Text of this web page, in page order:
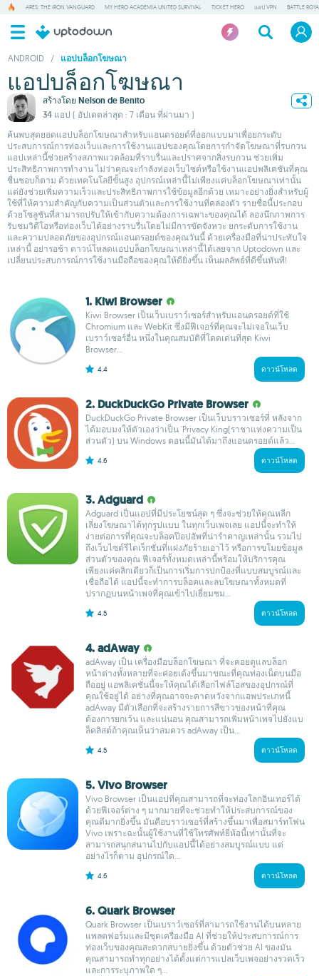
ARES: THE IRON VANGUARD MY HERO ACADEMIA UNITED SURVIVAL TICKET HERO แอป VPN BATTLE
ANDROID / แอปบล็อกโฆษณา
แอปบล็อกโฆษณา
สร้างโดย Nelson de Benito
34 แอป ( อัปเดตล่าสุด : 7 เดือน ที่ผ่านมา )
ค้นพบสุดยอดแอปบล็อกโฆษณาสำหรับแอนดรอยด์ที่ออกแบบมาเพื่อยกระดับ
ประสบการณ์การท่องเว็บและการใช้งานแอปของคุณโดยการกำจัดโฆษณาที่รบกวน
แอปเหล่านี้ช่วยสร้างสภาพแวดล้อมที่ราบรื่นและปราศจากสิ่งรบกวน ช่วยเพิ่ม
ประสิทธิภาพการทำงาน ไม่ว่าคุณจะกำลังท่องเว็บไซต์หรือใช้งานแอปพลิเคชันที่คุณ
ชื่นชอบก็ตาม ด้วยเทคโนโลยีขั้นสูง อุปกรณ์เหล่านี้ไม่เพียงแค่บล็อกโฆษณาเท่านั้น
แต่ยังช่วยเพิ่มความเร็วและประสิทธิภาพการใช้ข้อมูลอีกด้วย เหมาะอย่างยิ่งสำหรับผู้
ใช้ที่ให้ความสำคัญกับความเป็นส่วนตัวและการใช้งานที่คล่องตัว รายชื่อนี้ประกอบ
ด้วยโซลูชันที่สามารถปรับให้เข้ากับความต้องการเฉพาะของคุณได้ ลองนึกภาพการ
รับชมวิดีโอหรือท่องเว็บได้อย่างราบรื่นโดยไม่มีการขัดจังหวะ ยกระดับการใช้งาน
และความปลอดภัยของอุปกรณ์แอนดรอยด์ของคุณวันนี้ ด้วยเครื่องมือที่น่าประทับใจ
เหล่านี้ อย่ารอช้า ดาวน์โหลดแอปบล็อกโฆษณาเหล่านี้ได้เลยจาก Uptodown และ
เปลี่ยนประสบการณ์การใช้งานมือถือของคุณให้ดียิ่งขึ้น เห็นผลลัพธ์ที่ดีขึ้นทันที!
1. Kiwi Browser
Kiwi Browser เป็นเว็บเบราว์เซอร์สำหรับแอนดรอยด์ที่ใช้
Chromium และ WebKit ซึ่งมีฟีเจอร์ที่คุณจะไม่เจอในเว็บ
เบราว์เซอร์อื่น หนึ่งในคุณสมบัติที่โดดเด่นที่สุด Kiwi
Browser...
4.4 ดาวน์โหลด
2. DuckDuckGo Private Browser
DuckDuckGo Private Browser เป็นเว็บบราวเซอร์ที่ หลังจาก
ได้มอบมงให้ตัวเองว่าเป็น 'Privacy King(ราชาแห่งความเป็น
ส่วนตัว) บน Windows ตอนนี้มันได้มาถึงแอนดรอยด์แล้ว...
4.6 ดาวน์โหลด
3. Adguard
Adguard เป็นแอปที่มีประโยชน์สุด ๆ ซึ่งจะช่วยให้คุณหลีก
เลี่ยงโฆษณาได้ทุกรูปแบบ ในทุกเว็บเพจเลย แอปนี้จะทำให้
ง่ายต่อการที่คุณจะบล็อคป๊อปอัพที่น่ารำคาญเหล่านั้น รวมไป
ถึงเว็บไซต์รีไดเร็กชั่นที่แฝงภัยร้ายเอาไว้ หรือการขโมยข้อมูล
ส่วนตัวของคุณ ฟีเจอร์ทั้งหมดเหล่านี้พร้อมให้บริการคุณ
เพียงแค่คลิกเดียวก็เป็นการเริ่มการปกป้องที่แบบสมบูรณ์และ
เชื่อถือได้ แอปนี้จะทำการบล็อคและลบโฆษณาทั้งหมดที่
ปรากฏบนหน้าเพจที่คุณเข้าไปเยี่ยมชม...
4.5 ดาวน์โหลด
4. adAway
adAway เป็น เครื่องมือบล็อกโฆษณา ที่จะคอยดูแลบล็อก
หน้าต่างทั้งหลายที่จะค่อยเด้งขึ้นมาขณะที่คุณท่องเน็ตบนมือ
ถืออยู่ แอพลิเคชั่นนี้จะให้คุณได้เลือกไฟล์โฮสของอุปกรณ์ที่
คุณใช้อยู่ได้ อย่างที่คุณอาจจะคาดหวังจากแอพประเภทนี้
adAway มีตัวเลือกที่จะสร้างรายการสีขาวของหน้าที่คุณ
ต้องการยกเว้น และแน่นอน คุณสามารถเพิ่มหน้าเพจไปยังแบ
ล็คลิสต์ถ้าคุณเห็นว่าสมควร adAway เป็น...
4.5 ดาวน์โหลด
5. Vivo Browser
Vivo Browser เป็นแอปที่คุณสามารถที่จะท่องโลกอินเทอร์ได้
ด้วยฟีเจอร์ต่าง ๆ มากมายที่จะช่วยทำให้ประสบการณ์ของ
คุณดีมากยิ่งขึ้น มันคือบราวเซอร์ที่สร้างขึ้นมาเพื่อสมาร์ทโฟน
Vivo เพราะฉะนั้นผู้ใช้งานที่ใช้โทรศัพท์ยี่ห้อนี้เท่านั้นที่จะ
สามารถสนุกสนานไปกับแอปนี้ได้อย่างสมบูรณ์แบบ แต่
อย่างไรก็ตาม อุปกรณ์ใด...
4.6 ดาวน์โหลด
6. Quark Browser
Quark Browser เป็นเบราว์เซอร์ที่สามารถใช้งานได้บนหลาย
แพลตฟอร์มและมีชุดเครื่องมือ AI ที่ช่วยให้ประสบการณ์การ
ท่องเว็บของคุณสะดวกสบายยิ่งขึ้น ด้วยตัวช่วย AI ของมัน
คุณสามารถทำทุกอย่างได้ตั้งแต่การแปลเว็บเพจอย่างรวดเร็ว
และการระบุภาพใด ๆ...